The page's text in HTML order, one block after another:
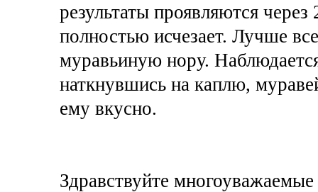
результаты проявляются
полностью исчезает. Лучше
муравьиную нору.
наткнувшись на каплю,
ему вкусно.
Здравствуйте